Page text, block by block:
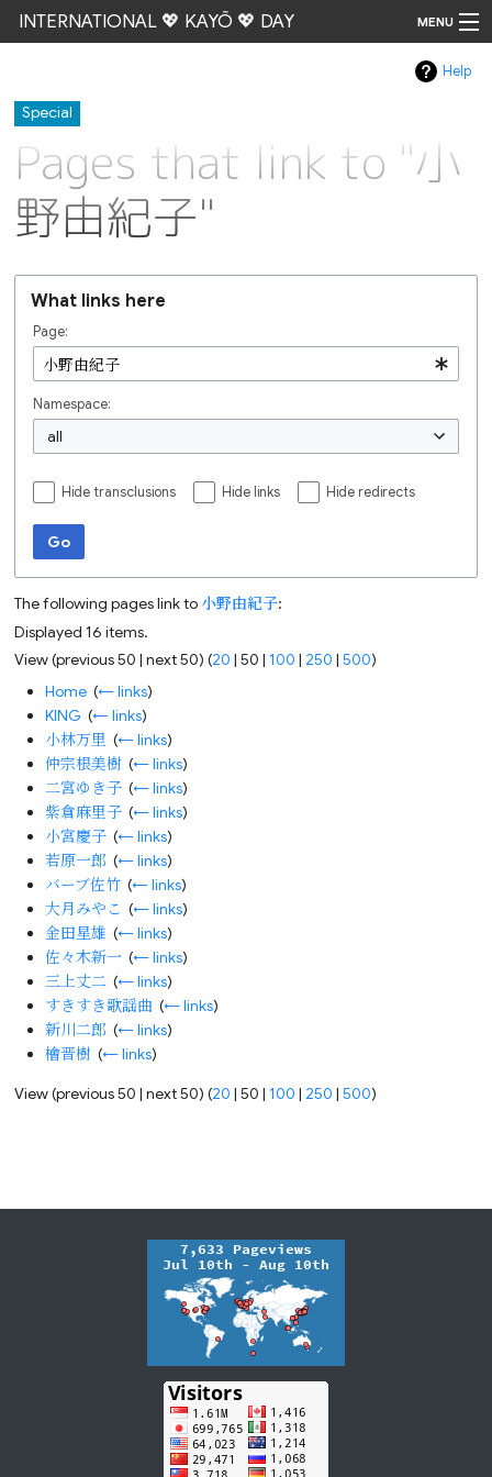
INTERNATIONAL 💖 KAYŌ 💖 DAY MENU
Help
Special
Pages that link to "小
野由紀子"
What links here
Page:
Namespace:
all
Hide transclusions Hide links Hide redirects
Go
The following pages link to小野由紀子:
Displayed 16 items.
View (previous 50 |next 50) (20 |50 |100 | 250 |500)
Home ‎(← links)
KING ‎(← links)
小林万里 ‎(← links)
仲宗根美樹 ‎(← links)
二宮ゆき子 ‎(← links)
紫倉麻里子 ‎(← links)
小宮慶子 ‎(← links)
若原一郎 ‎(← links)
バーブ佐竹 ‎(← links)
大月みやこ ‎(← links)
金田星雄 ‎(← links)
佐々木新一 ‎(← links)
三上丈二 ‎(← links)
すきすき歌謡曲 ‎(← links)
新川二郎 ‎(← links)
檜晋樹 ‎(← links)
View (previous 50 |next 50) (20 |50 |100 | 250 |500)